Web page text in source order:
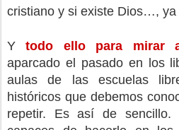
cristiano y si existe Dios…, ya
Y todo ello para mirar
aparcado el pasado en los
aulas de las escuelas
históricos que debemos
repetir. Es así de